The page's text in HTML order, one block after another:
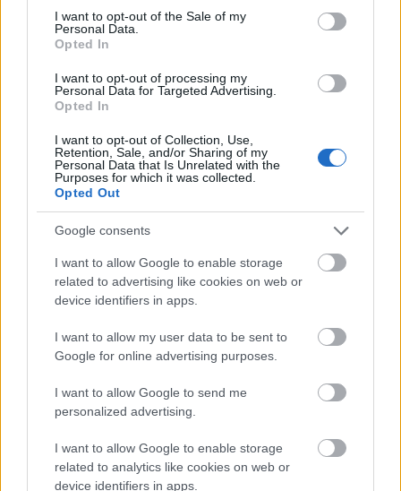
consent section.
I want to opt-out of the Sale of my
Personal Data.
Opted In
I want to opt-out of processing my
Personal Data for Targeted Advertising.
Opted In
I want to opt-out of Collection, Use,
Retention, Sale, and/or Sharing of my
Personal Data that Is Unrelated with the
Purposes for which it was collected.
Opted Out
Google consents
I want to allow Google to enable storage
related to advertising like cookies on web or
device identifiers in apps.
I want to allow my user data to be sent to
Google for online advertising purposes.
I want to allow Google to send me
personalized advertising.
I want to allow Google to enable storage
related to analytics like cookies on web or
device identifiers in apps.
kerekasztal-beszélgetésén.
második elnöksége idején sem térnek el
jelentősen az első ciklusban látottaktól:
a WTO szabályainak figyelmen kívül
exporttöbblettel rendelkező országok
elleni szankciók
továbbra is napirenden vannak.
A politikai feszültségek elkerülhetetlenül
gazdasági és kereskedelmi konfliktusokhoz
vezetnek. Míg korábban a nemzetközi